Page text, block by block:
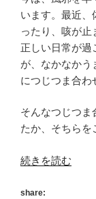
います。最近、
ったり、咳が止
正しい日常が過
が、なかなかう
につじつま合わ
そんなつじつま
たか、そちらを
“[ア
ア
続きを読む
share: